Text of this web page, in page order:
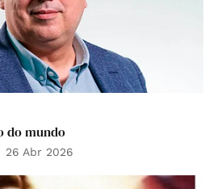
do mundo
26 Abr 2026